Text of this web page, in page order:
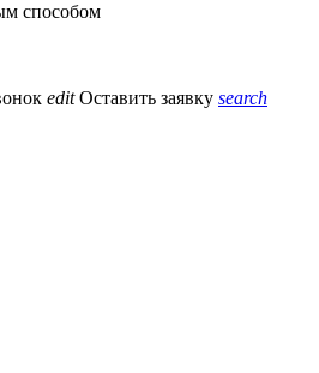
способом
edit Оставить заявку search